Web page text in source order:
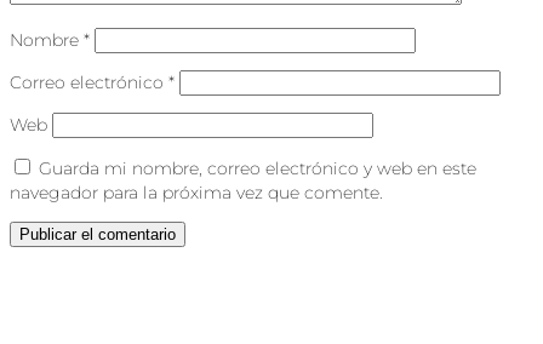
Nombre *
Correo electrónico *
Web
Guarda mi nombre, correo electrónico y web en este
navegador para la próxima vez que comente.